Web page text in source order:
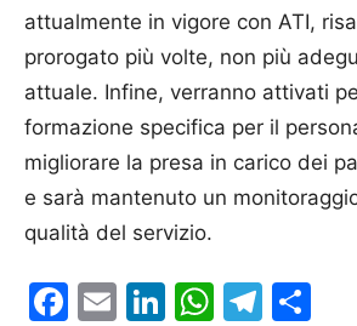
attualmente in vigore con ATI,
prorogato più volte, non più
attuale. Infine, verranno attivati
formazione specifica per il
migliorare la presa in carico dei
e sarà mantenuto un
qualità del servizio.
Facebook
EmailLinkedIn